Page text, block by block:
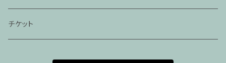
家族割プラン
アパレル
チケット